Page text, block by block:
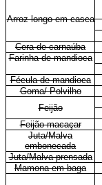
Arroz longo em casca
Cera de carnaúba
Farinha de mandioca
Fécula de mandioca
Goma/ Polvilho
Feijão
Feijão macaçar
Juta/Malva
embonecada
Juta/Malva prensada
Mamona em baga